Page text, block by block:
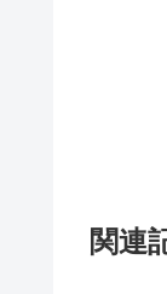
関連